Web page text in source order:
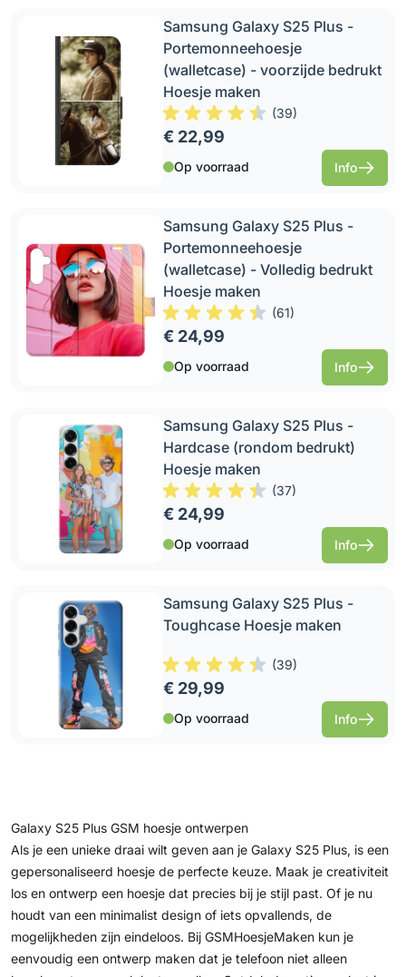
Samsung Galaxy S25 Plus -
Portemonneehoesje
(walletcase) - voorzijde bedrukt
Hoesje maken
(39)
€ 22,99
Op voorraad Info
Samsung Galaxy S25 Plus -
Portemonneehoesje
(walletcase) - Volledig bedrukt
Hoesje maken
(61)
€ 24,99
Op voorraad Info
Samsung Galaxy S25 Plus -
Hardcase (rondom bedrukt)
Hoesje maken
(37)
€ 24,99
Op voorraad Info
Samsung Galaxy S25 Plus -
Toughcase Hoesje maken
(39)
€ 29,99
Op voorraad Info
Galaxy S25 Plus GSM hoesje ontwerpen
Als je een unieke draai wilt geven aan je Galaxy S25 Plus, is een
gepersonaliseerd hoesje de perfecte keuze. Maak je creativiteit
los en ontwerp een hoesje dat precies bij je stijl past. Of je nu
houdt van een minimalist design of iets opvallends, de
mogelijkheden zijn eindeloos. Bij GSMHoesjeMaken kun je
eenvoudig een ontwerp maken dat je telefoon niet alleen